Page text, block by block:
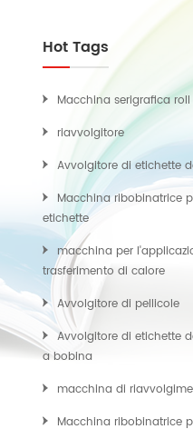
Hot Tags
Macchina serigrafica
riavvolgitore
Avvolgitore di etichette
Macchina ribobinatrice
etichette
macchina per
trasferimento di calore
Avvolgitore di pellicole
Avvolgitore di etichette
a bobina
macchina di
Macchina ribobinatrice